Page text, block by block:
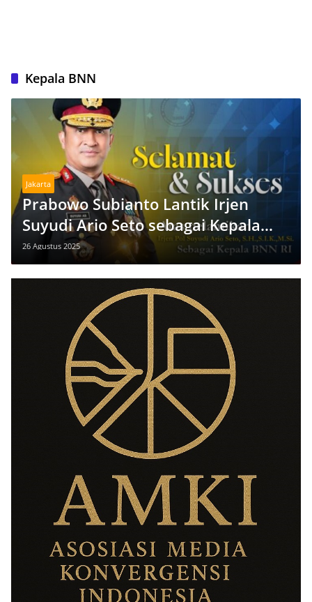
Kepala BNN
Jakarta
Prabowo Subianto Lantik Irjen
Suyudi Ario Seto sebagai Kepala
BNN
26 Agustus 2025